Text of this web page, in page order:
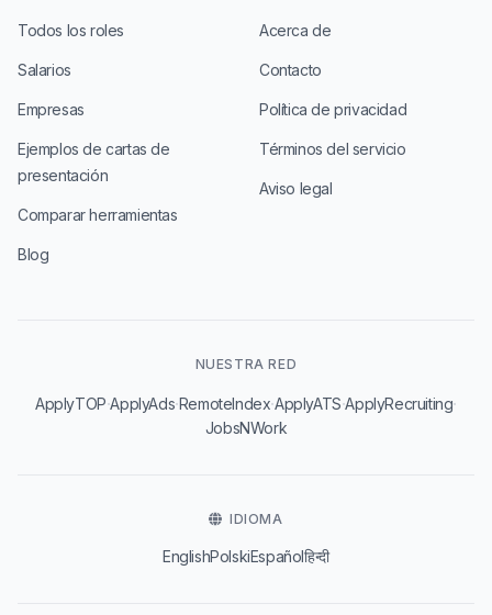
Todos los roles
Salarios
Empresas
Ejemplos de cartas de
presentación
Comparar herramientas
Blog
Acerca de
Contacto
Política de privacidad
Términos del servicio
Aviso legal
NUESTRA RED
ApplyTOP·ApplyAds·RemoteIndex·ApplyATS·ApplyRecruiting·
JobsNWork
IDIOMA
EnglishPolskiEspañolहिन्दी